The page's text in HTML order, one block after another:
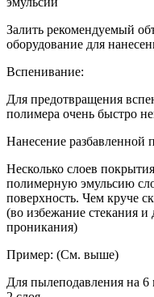
Залить рекомендуемый
оборудование для
Вспенивание:
Для предотвращения
полимера очень быстро
Нанесение разбавленной
Несколько слоев
полимерную эмульсию
поверхность. Чем круче
(во избежание стекания
проникания)
Пример: (См. выше)
Для пылеподавления на 6